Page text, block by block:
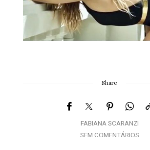
Share
FABIANA SCARANZI
SEM COMENTÁRIOS